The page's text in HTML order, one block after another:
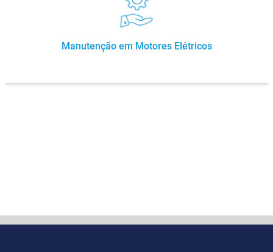
Manutenção em Motores Elétricos